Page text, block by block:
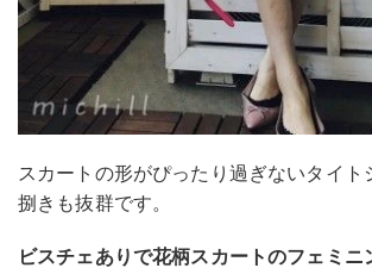
スカートの形がぴったり過ぎないタイト
捌きも抜群です。
ビスチェありで花柄スカートのフェミ